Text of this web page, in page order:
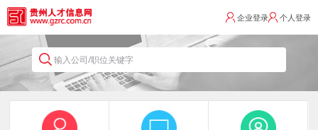
个人登录
企业登录
输入公司/职位关键字